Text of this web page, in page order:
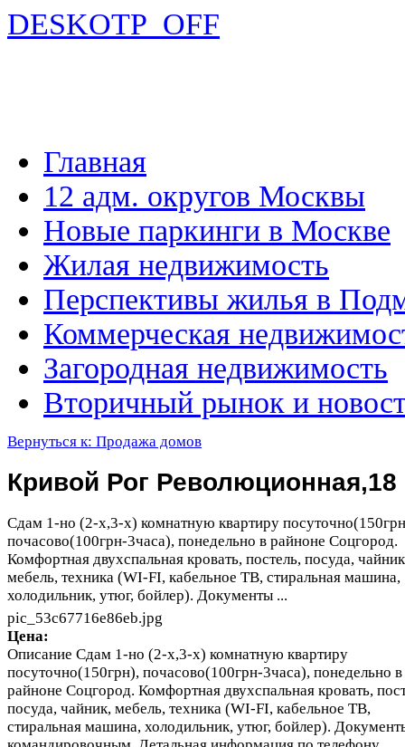
DESKOTP_OFF
Главная
12 адм. округов Москвы
Новые паркинги в Москве
Жилая недвижимость
Перспективы жилья в
Коммерческая
Загородная недвижимость
Вторичный рынок и
Вернуться к: Продажа домов
Кривой Рог Революционная,18
Сдам 1-но (2-х,3-х) комнатную квартиру
почасово(100грн-3часа), понедельно в райноне Соцгород.
Комфортная двухспальная кровать, постель, посуда,
мебель, техника (WI-FI, кабельное ТВ, стиральная машина,
холодильник, утюг, бойлер). Документы ...
pic_53c67716e86eb.jpg
Цена:
Описание Сдам 1-но (2-х,3-х) комнатную квартиру
посуточно(150грн), почасово(100грн-3часа), понедельно в
райноне Соцгород. Комфортная двухспальная кровать,
посуда, чайник, мебель, техника (WI-FI, кабельное ТВ,
стиральная машина, холодильник, утюг, бойлер).